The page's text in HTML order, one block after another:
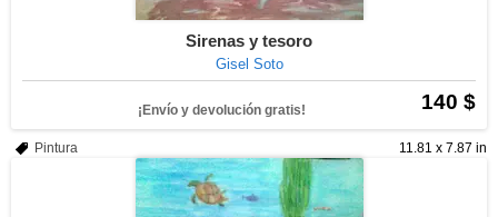
Sirenas y tesoro
Gisel Soto
140 $
¡Envío y devolución gratis!
11.81 x 7.87 in
Pintura